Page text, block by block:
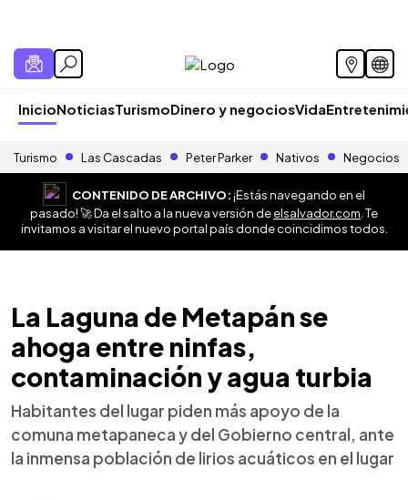
InicioNoticiasTurismoDinero y negociosVida
Turismo Las Cascadas Peter Parker Nativos Negocios
CONTENIDO DE ARCHIVO:¡Estás navegando en el
pasado! 🚀 Da el salto a la nueva versión deelsalvador.com . Te
invitamos a visitar el nuevo portal país donde coincidimos todos.
La Laguna de Metapán se
ahoga entre ninfas,
contaminación y agua turbia
Habitantes del lugar piden más apoyo de la
comuna metapaneca y del Gobierno central, ante
la inmensa población de lirios acuáticos en el lugar